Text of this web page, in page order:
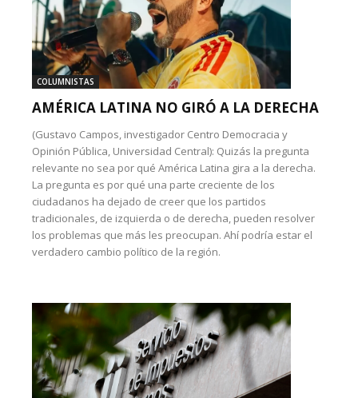
COLUMNISTAS
AMÉRICA LATINA NO GIRÓ A LA DERECHA
(Gustavo Campos, investigador Centro Democracia y
Opinión Pública, Universidad Central): Quizás la pregunta
relevante no sea por qué América Latina gira a la derecha.
La pregunta es por qué una parte creciente de los
ciudadanos ha dejado de creer que los partidos
tradicionales, de izquierda o de derecha, pueden resolver
los problemas que más les preocupan. Ahí podría estar el
verdadero cambio político de la región.